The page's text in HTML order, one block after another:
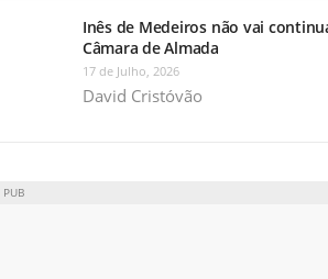
Inês de Medeiros não vai
Câmara de Almada
17 de Julho, 2026
David Cristóvão
PUB